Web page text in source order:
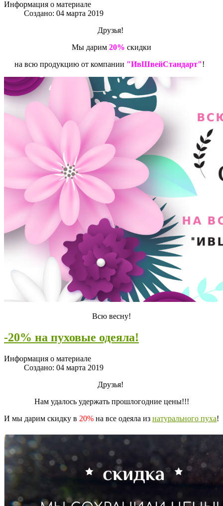
Информация о материале
Создано: 04 марта 2019
Друзья!
Мы дарим 20% скидки
на всю продукцию от компании "ИвШвейСтандарт"!
Всю весну!
-20% на пуховые одеяла!
Информация о материале
Создано: 04 марта 2019
Друзья!
Нам удалось удержать прошлогодние цены!!!
И мы дарим скидку в 20% на все одеяла из натурального пуха!